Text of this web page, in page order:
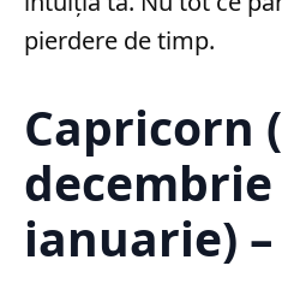
pierdere de timp.
Capricorn
decembrie
ianuarie)